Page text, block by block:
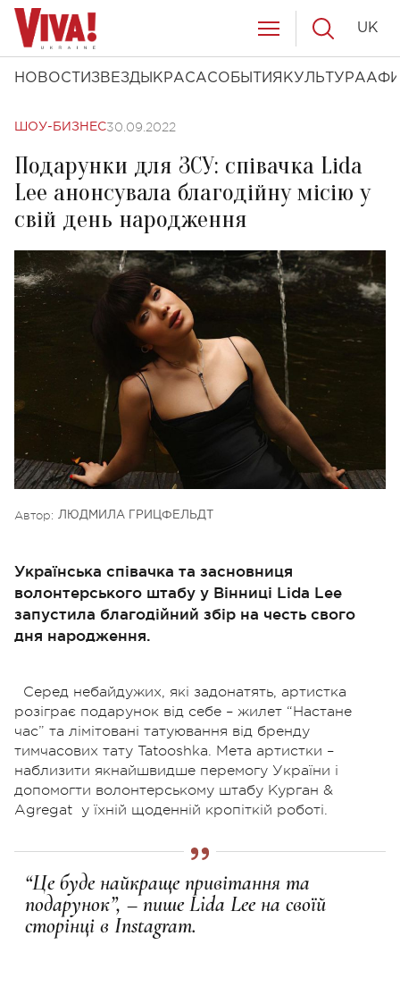
НОВОСТИ ЗВЕЗДЫ КРАСАСОБЫТИЯ КУЛЬТУРА
UK
ШОУ-БИЗНЕС30.09.2022
Подарунки для ЗСУ: співачка Lida
Lee анонсувала благодійну місію у
свій день народження
Автор: ЛЮДМИЛА ГРИЦФЕЛЬДТ
Українська співачка та засновниця
волонтерського штабу у Вінниці Lida Lee
запустила благодійний збір на честь свого
дня народження.
Серед небайдужих, які задонатять, артистка
розіграє подарунок від себе – жилет “Настане
час” та лімітовані татуювання від бренду
тимчасових тату Tatooshka. Мета артистки –
наблизити якнайшвидше перемогу України і
допомогти волонтерському штабу Курган &
Agregat у їхній щоденній кропіткій роботі.
“Це буде найкраще привітання та
подарунок”, – пише Lida Lee на своїй
сторінці в Instagram.